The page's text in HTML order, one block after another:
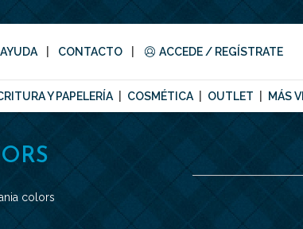
AYUDA CONTACTO ACCEDE / REGÍSTRATE
Y PAPELERÍA COSMÉTICA OUTLET MÁS
colors